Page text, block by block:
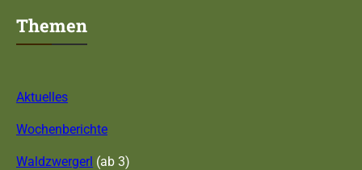
Themen
Aktuelles
Wochenberichte
Waldzwergerl (ab 3)